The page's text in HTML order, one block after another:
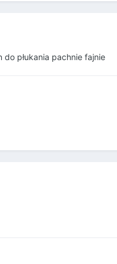
do płukania pachnie fajnie